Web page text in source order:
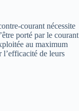
courant nécessite
porté par le courant
au maximum
l’efficacité de leurs